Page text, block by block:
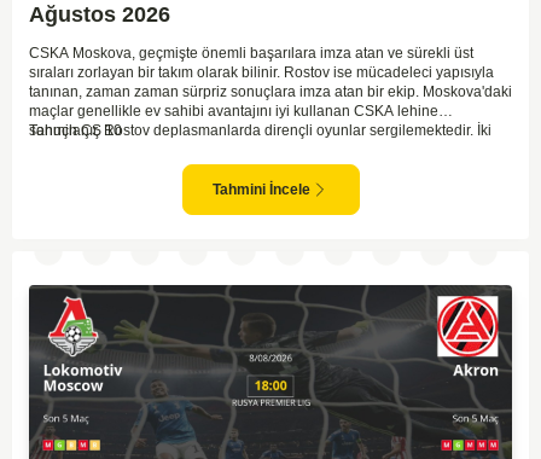
Ağustos 2026
CSKA Moskova, geçmişte önemli başarılara imza atan ve sürekli üst
sıraları zorlayan bir takım olarak bilinir. Rostov ise mücadeleci yapısıyla
tanınan, zaman zaman sürpriz sonuçlara imza atan bir ekip. Moskova'daki
maçlar genellikle ev sahibi avantajını iyi kullanan CSKA lehine
sonuçlanır. Rostov deplasmanlarda dirençli oyunlar sergilemektedir. İki
göstermektedir. CSKA'nın evinde oynayacak olması ve genel istatistikler
göz önüne alındığında, CSKA'nın sahasında kolay kolay puan
kaybetmeyeceğini söyleyebiliriz.
Tahmin ÇŞ 10
Tahmini İncele